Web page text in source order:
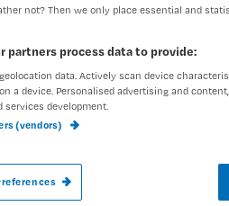
Auteur:
De bezuinigingen
not? Then we only place essential and
partners process data to provide:
data. Actively scan device
a device. Personalised advertising and
services development.
(vendors)